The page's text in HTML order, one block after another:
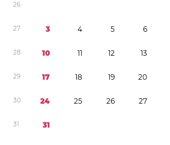
26
27 3 4 5 6
28 10 11 12 13
29 17 18 19 20
30 24 25 26 27
31 31